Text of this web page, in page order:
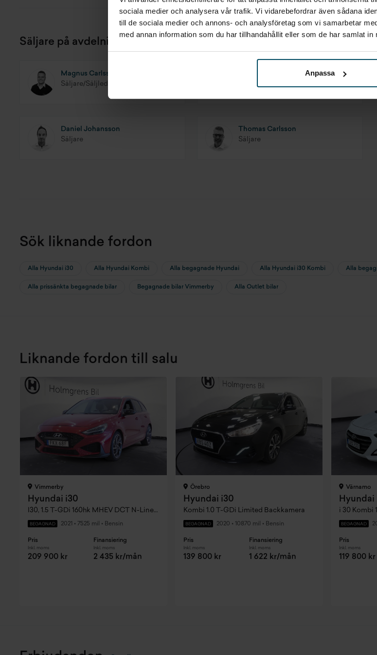
sociala medier och analysera vår trafik. Vi vidarebefordrar även sådana
till de sociala medier och annons- och analysföretag som vi samarbetar
med annan information som du har tillhandahållit eller som de har samlat in
Anpassa
Säljare på avdelningen
Magnus Carlsson
Säljare/Säljledare
Säljare
Daniel Johansson
Säljare
Thomas Carlsson
Säljare
Sök liknande fordon
Alla Hyundai i30 Alla Hyundai Kombi Alla begagnade Hyundai Alla Hyundai i30 Kombi Alla
Alla prissänkta begagnade bilar Begagnade bilar Vimmerby Alla Outlet bilar
Liknande fordon till salu
Vimmerby
Hyundai i30
I30, 1.5 T-GDi 160hk MHEV DCT N-Line, Rattvärme, Stolsvärme, LED Ramp
BEGAGNAD 2021 • 7525 mil • Bensin
Pris
Inkl. moms
209 900 kr
Finansiering
Inkl. moms
2 435 kr/mån
Örebro
Hyundai i30
Kombi 1.0 T-GDi Limited Backkamera
BEGAGNAD 2020 • 10870 mil • Bensin
Pris
Inkl. moms
139 800 kr
Finansiering
Inkl. moms
1 622 kr/mån
Värnamo
Hyundai
BEGAGNAD
Pris
Inkl. moms
119 800 kr